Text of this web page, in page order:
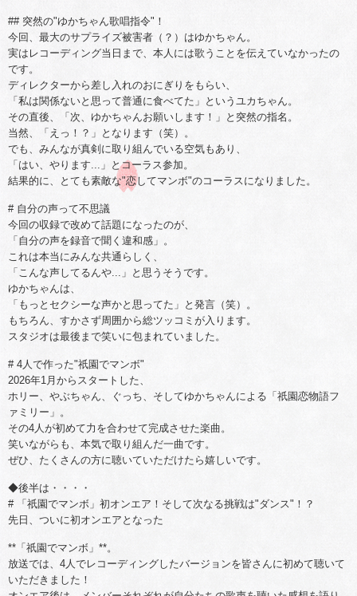
## 突然の"ゆかちゃん歌唱指令"！
今回、最大のサプライズ被害者（？）はゆかちゃん。
実はレコーディング当日まで、本人には歌うことを伝えていなかったの
です。
ディレクターから差し入れのおにぎりをもらい、
「私は関係ないと思って普通に食べてた」というユカちゃん。
その直後、「次、ゆかちゃんお願いします！」と突然の指名。
当然、「えっ！？」となります（笑）。
でも、みんなが真剣に取り組んでいる空気もあり、
「はい、やります...」とコーラス参加。
結果的に、とても素敵な"恋してマンボ"のコーラスになりました。
# 自分の声って不思議
今回の収録で改めて話題になったのが、
「自分の声を録音で聞く違和感」。
これは本当にみんな共通らしく、
「こんな声してるんや...」と思うそうです。
ゆかちゃんは、
「もっとセクシーな声かと思ってた」と発言（笑）。
もちろん、すかさず周囲から総ツッコミが入ります。
スタジオは最後まで笑いに包まれていました。
# 4人で作った"祇園でマンボ"
2026年1月からスタートした、
ホリー、やぶちゃん、ぐっち、そしてゆかちゃんによる「祇園恋物語フ
ァミリー」。
その4人が初めて力を合わせて完成させた楽曲。
笑いながらも、本気で取り組んだ一曲です。
ぜひ、たくさんの方に聴いていただけたら嬉しいです。
◆後半は・・・・
# 「祇園でマンボ」初オンエア！そして次なる挑戦は"ダンス"！？
先日、ついに初オンエアとなった
**「祇園でマンボ」**。
放送では、4人でレコーディングしたバージョンを皆さんに初めて聴いて
いただきました！